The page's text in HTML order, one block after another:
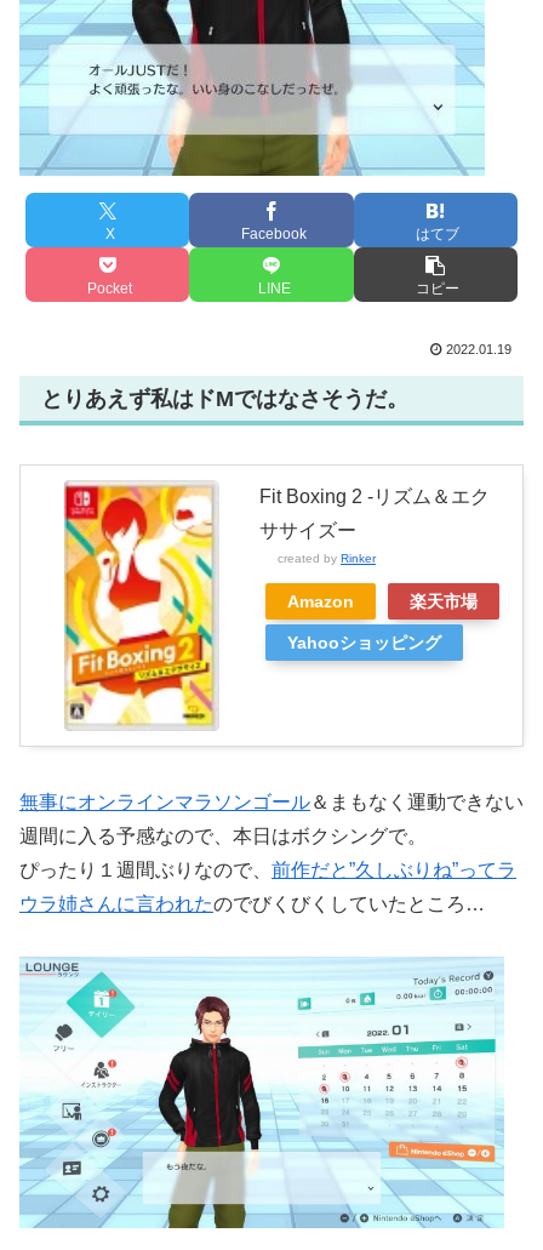
X Facebook はてブ
Pocket LINE コピー
2022.01.19
とりあえず私はドMではなさそうだ。
Fit Boxing 2 -リズム＆エク
ササイズー
created by Rinker
Amazon 楽天市場
Yahooショッピング
無事にオンラインマラソンゴール＆まもなく運動できない
週間に入る予感なので、本日はボクシングで。
ぴったり１週間ぶりなので、 前作だと”久しぶりね”ってラ
ウラ姉さんに言われたのでびくびくしていたところ…